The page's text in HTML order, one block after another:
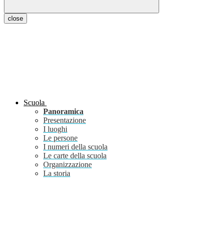
close
Scuola
Panoramica
Presentazione
I luoghi
Le persone
I numeri della scuola
Le carte della scuola
Organizzazione
La storia